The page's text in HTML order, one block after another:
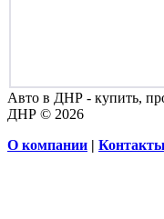
Авто в ДНР - купить,
ДНР © 2026
О компании | Контакты